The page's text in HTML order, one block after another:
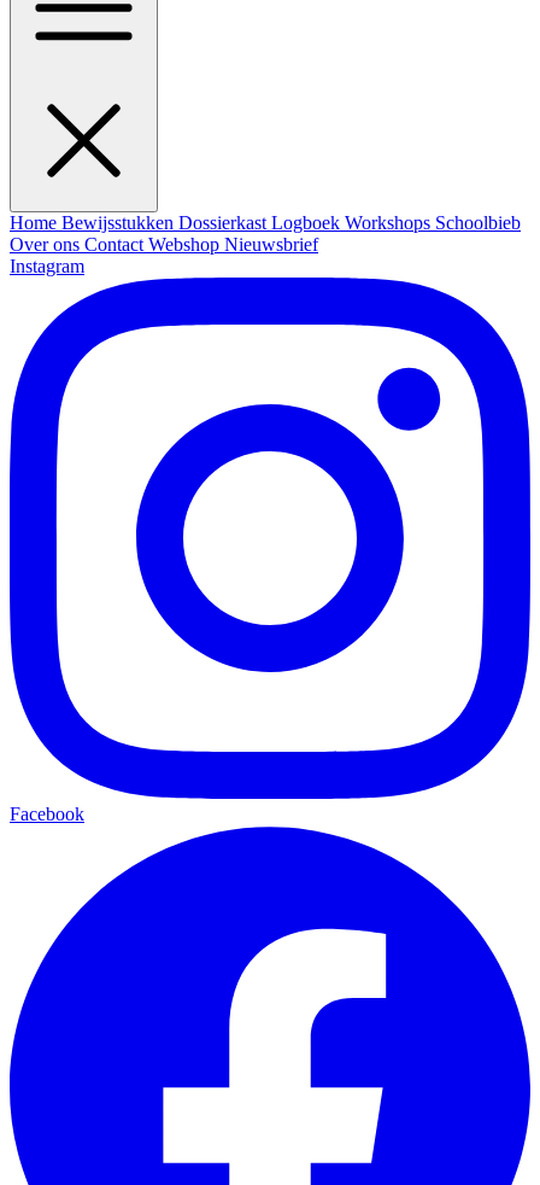
Home Bewijsstukken Dossierkast Logboek Workshops Schoolbieb
Over ons Contact Webshop Nieuwsbrief
Instagram
Facebook